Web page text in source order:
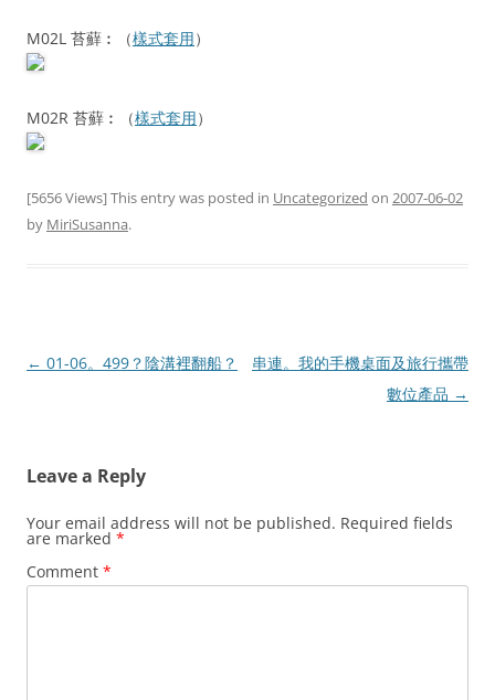
M02L 苔蘚︰（樣式套用）
M02R 苔蘚︰（樣式套用）
[5656 Views] This entry was posted in Uncategorized on 2007-06-02
by MiriSusanna.
Post
← 01-06。499？陰溝裡翻船？
串連。我的手機桌面及旅行攜帶
數位產品 →
Leave a Reply
Your email address will not be published. Required fields
are marked *
Comment *